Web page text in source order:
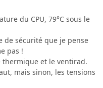
du CPU, 79°C sous le
de sécurité que je pense
pas !
thermique et le ventirad.
mais sinon, les tensions